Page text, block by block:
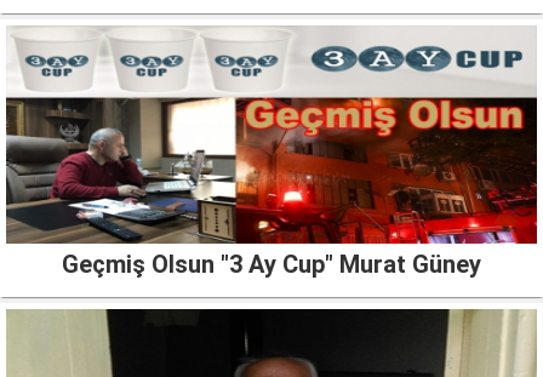
Geçmiş Olsun "3 Ay Cup" Murat Güney